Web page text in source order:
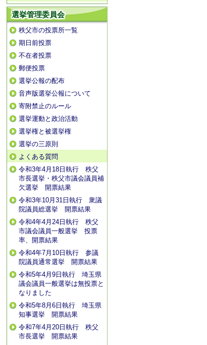
選挙管理委員会
秩父市の投票所一覧
期日前投票
不在者投票
郵便投票
選挙公報の配布
音声版選挙公報について
寄附禁止のルール
選挙運動と政治活動
選挙権と被選挙権
選挙の三原則
よくある質問
令和3年4月18日執行 秩父
市長選挙・秩父市議会議員補
欠選挙 開票結果
令和3年10月31日執行 衆議
院議員総選挙 開票結果
令和4年4月24日執行 秩父
市議会議員一般選挙 投票
率、開票結果
令和4年7月10日執行 参議
院議員通常選挙 開票結果
令和5年4月9日執行 埼玉県
議会議員一般選挙は無投票と
なりました
令和5年8月6日執行 埼玉県
知事選挙 開票結果
令和7年4月20日執行 秩父
市長選挙 開票結果